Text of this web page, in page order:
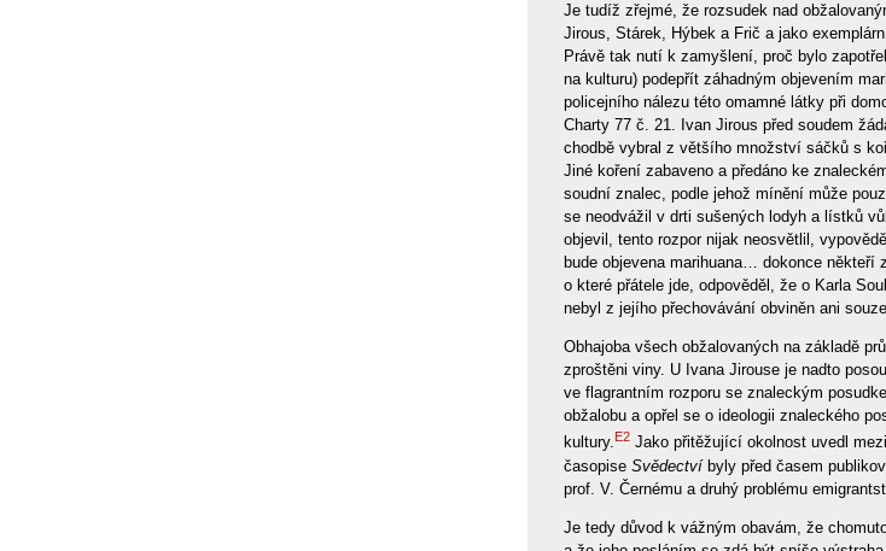
Je tudíž zřejmé, že rozsudek nad
Jirous, Stárek, Hýbek a Frič a jako
Právě tak nutí k zamyšlení, proč bylo
na kulturu) podepřít záhadným objevením
policejního nálezu této omamné látky při
Charty 77 č. 21. Ivan Jirous před soudem
chodbě vybral z většího množství sáčků s
Jiné koření zabaveno a předáno ke
soudní znalec, podle jehož mínění může
se neodvážil v drti sušených lodyh a lístků
objevil, tento rozpor nijak neosvětlil,
bude objevena marihuana… dokonce někteří
o které přátele jde, odpověděl, že o Karla
nebyl z jejího přechovávání obviněn ani
Obhajoba všech obžalovaných na základě
zproštěni viny. U Ivana Jirouse je nadto
ve flagrantním rozporu se znaleckým
obžalobu a opřel se o ideologii znaleckého
kultury. E2 Jako přitěžující okolnost uvedl
časopise Svědectvíbyly před časem
prof. V. Černému a druhý problému
Je tedy důvod k vážným obavám, že